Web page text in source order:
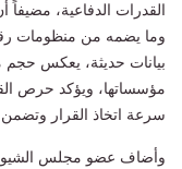
القدرات الدفاعية، مضيفاً
وما يضمه من منظومات
بيانات حديثة، يعكس حجم
مؤسساتها، ويؤكد حرص
سرعة اتخاذ القرار وتضمن
وأضاف عضو مجلس الشيوخ